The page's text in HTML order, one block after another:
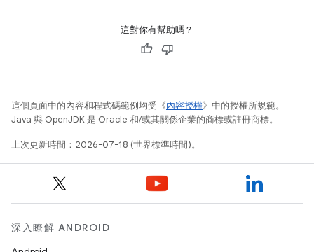
這對你有幫助嗎？
這個頁面中的內容和程式碼範例均受《內容授權》中的授權所規範。
Java 與 OpenJDK 是 Oracle 和/或其關係企業的商標或註冊商標。
上次更新時間：2026-07-18 (世界標準時間)。
深入瞭解 ANDROID